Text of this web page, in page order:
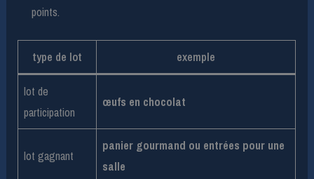
points.
type de lot exemple
lot de
participation
œufs en chocolat
lot gagnant
panier gourmand ou entrées pour une
salle